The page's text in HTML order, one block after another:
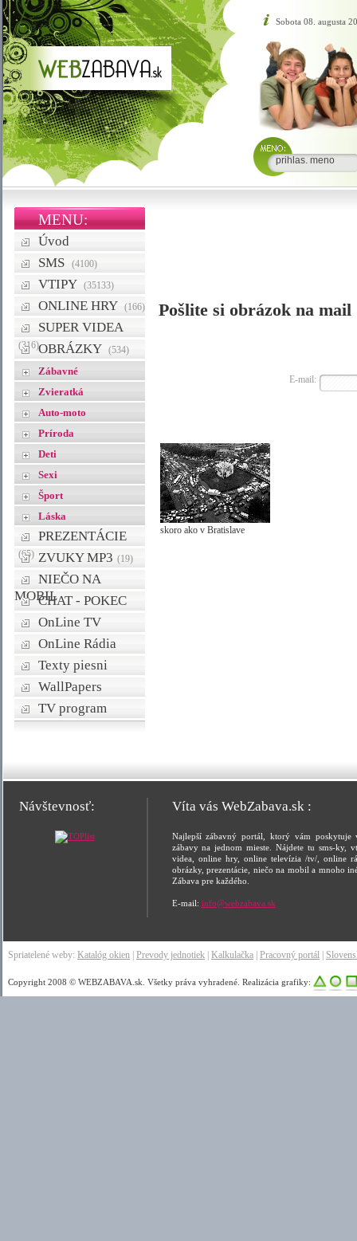
Sobota 08. augusta
MENU:
Úvod
SMS
(4100)
VTIPY (35133)
ONLINE HRY (166)
SUPER VIDEA
(316)OBRÁZKY (534)
Zábavné
Zvieratká
Auto-moto
Príroda
Deti
Sexi
Šport
Láska
PREZENTÁCIE
(65) ZVUKY MP3 (19)
NIEČO NA
MOBILCHAT - POKEC
OnLine TV
OnLine Rádia
Texty piesni
WallPapers
TV program
Pošlite si obrázok na mail
E-mail:
skoro ako v Bratislave
Návštevnosť: Víta vás WebZabava.sk :
Najlepší zábavný portál, ktorý vám poskytuje
zábavy na jednom mieste. Nájdete tu sms-ky,
videa, online hry, online televízia /tv/, online
obrázky, prezentácie, niečo na mobil a mnoho
Zábava pre každého.
E-mail: info@webzabava.sk
Spriatelené weby: Katalóg okien Prevody jednotiek Kalkulačka Pracovný portál
Copyright 2008 © WEBZABAVA.sk. Všetky práva vyhradené. Realizácia grafiky: